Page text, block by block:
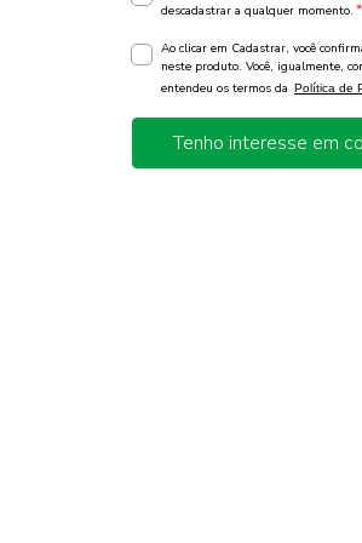
descadastrar a qualquer momento. *
Ao clicar em Cadastrar, você
neste produto. Você, igualmente,
entendeu os termos da Política de
Tenho interesse em